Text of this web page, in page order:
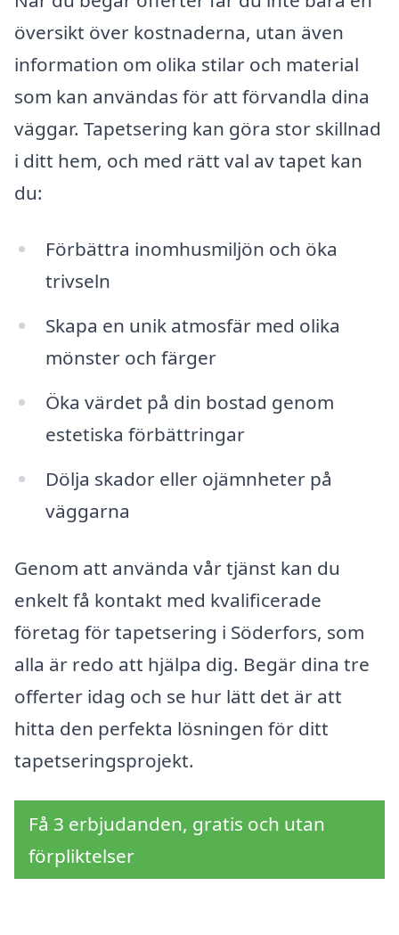
översikt över kostnaderna, utan även
information om olika stilar och material
som kan användas för att förvandla dina
väggar. Tapetsering kan göra stor skillnad
i ditt hem, och med rätt val av tapet kan
du:
Förbättra inomhusmiljön och öka
trivseln
Skapa en unik atmosfär med olika
mönster och färger
Öka värdet på din bostad genom
estetiska förbättringar
Dölja skador eller ojämnheter på
väggarna
Genom att använda vår tjänst kan du
enkelt få kontakt med kvalificerade
företag för tapetsering i Söderfors, som
alla är redo att hjälpa dig. Begär dina tre
offerter idag och se hur lätt det är att
hitta den perfekta lösningen för ditt
tapetseringsprojekt.
Få 3 erbjudanden, gratis och utan
förpliktelser